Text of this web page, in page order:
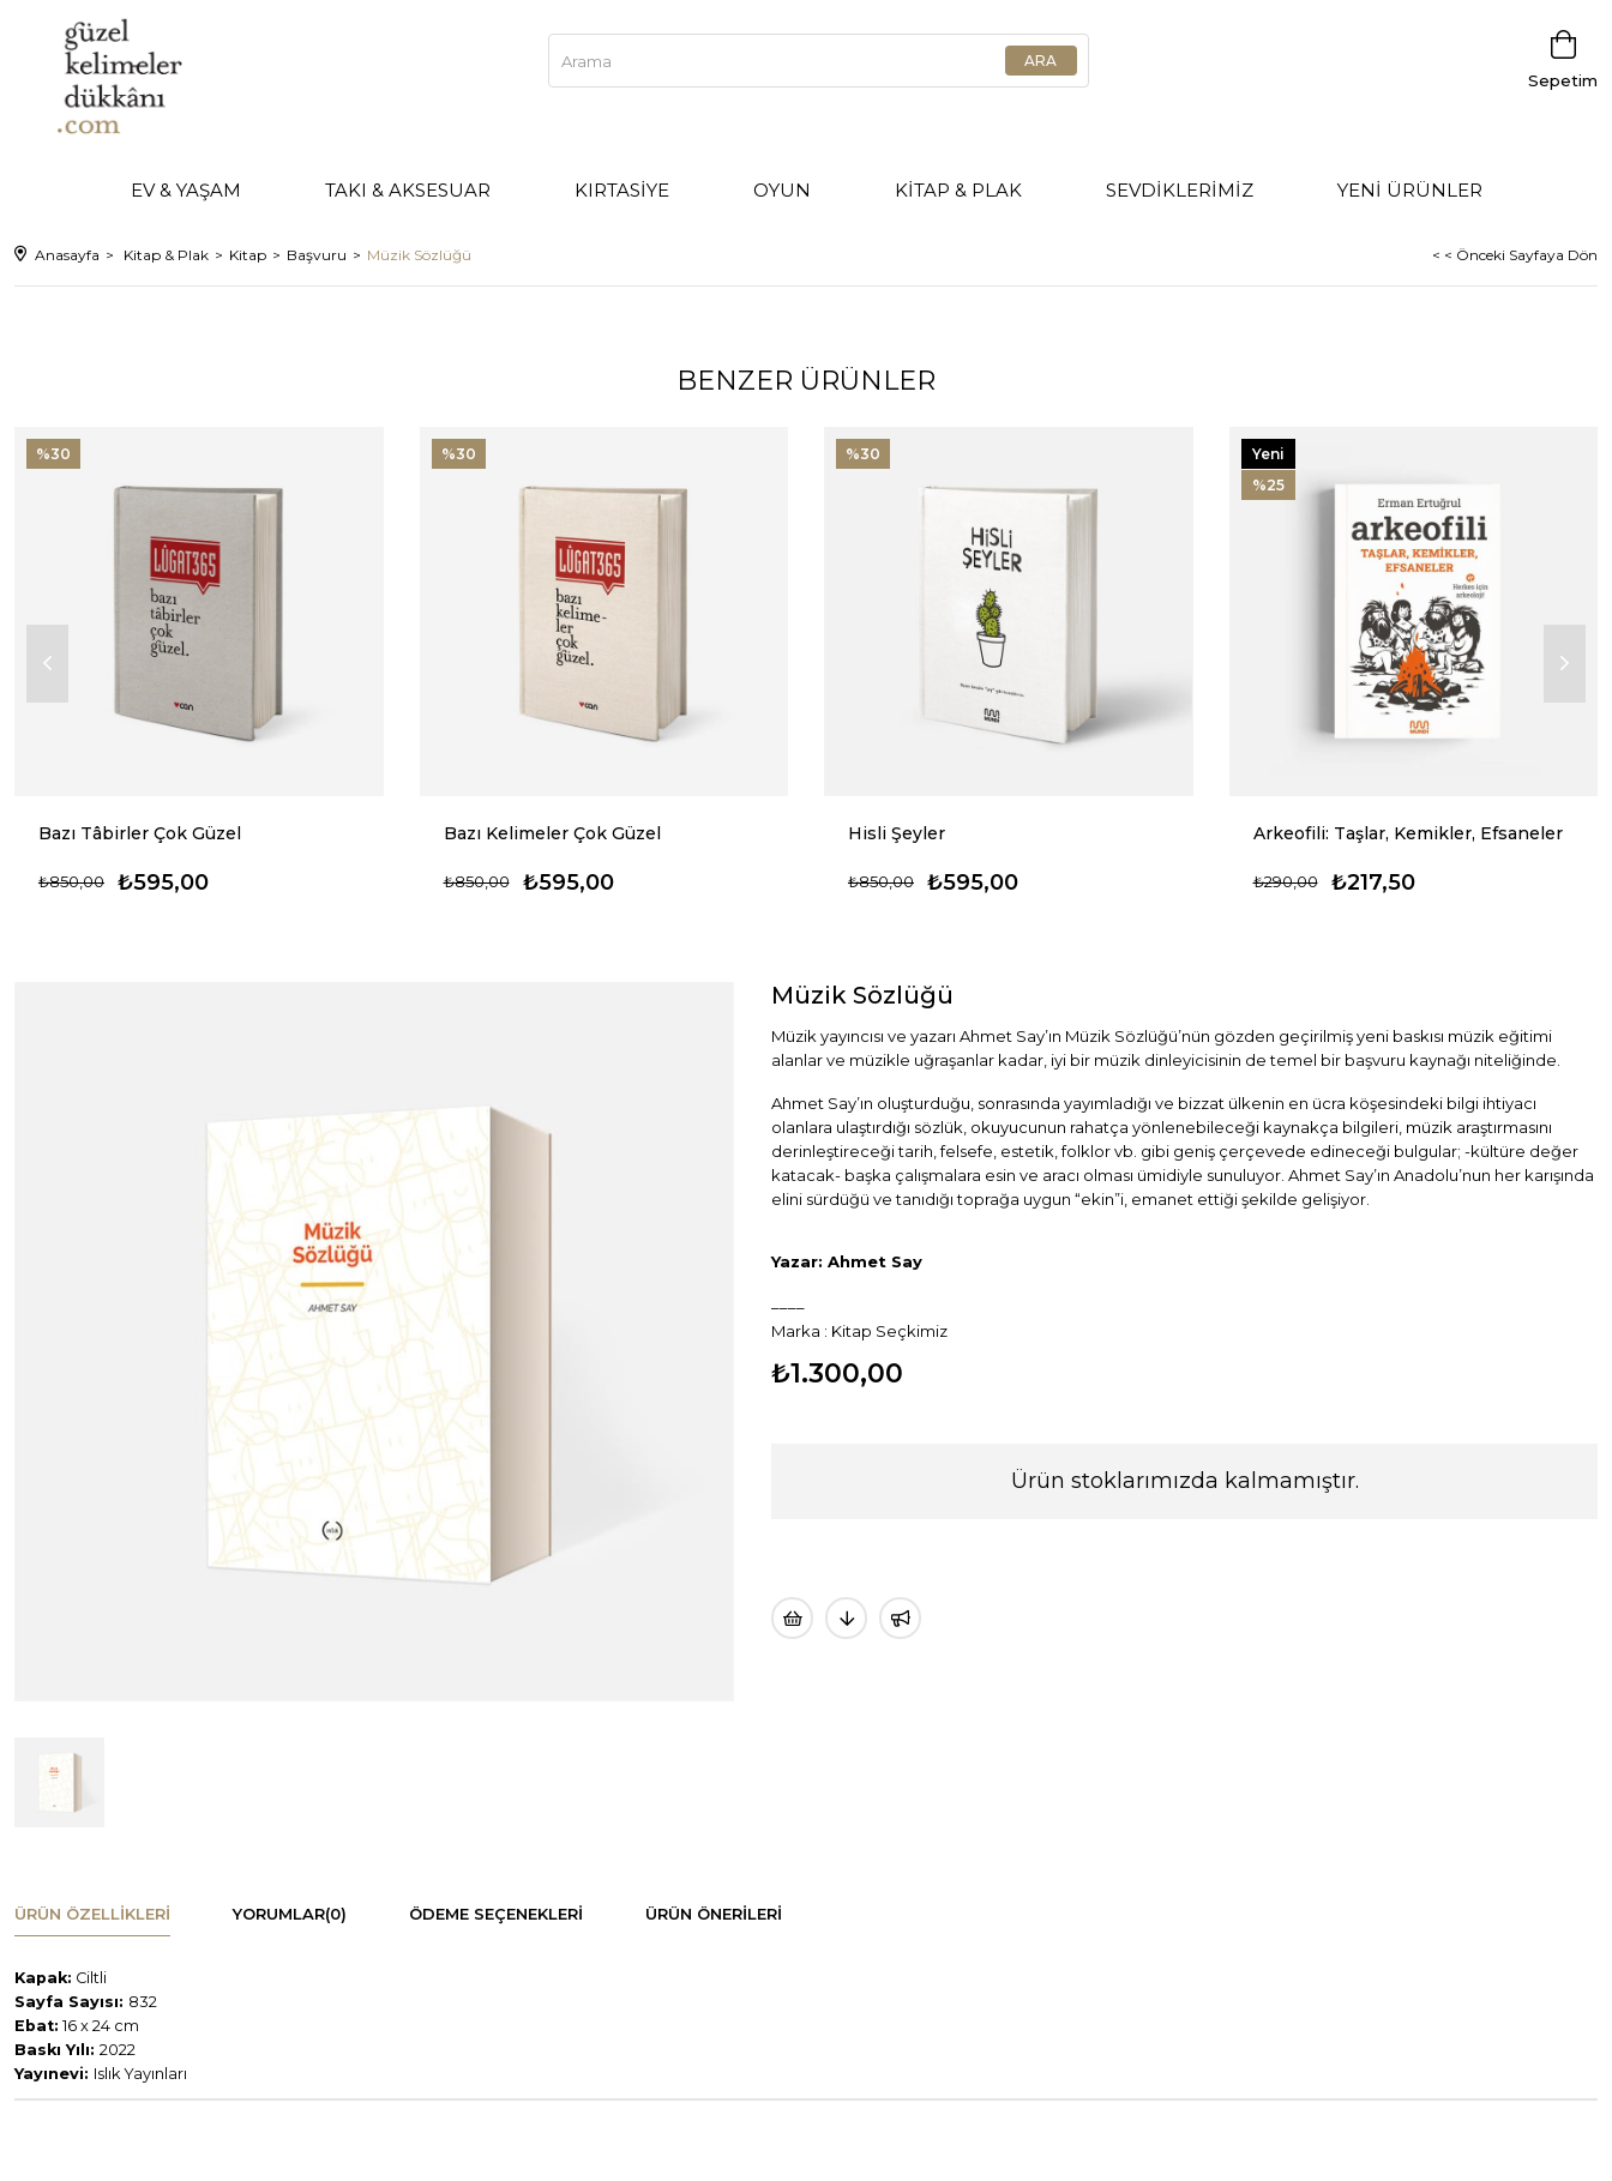
Sepetim
EV & YAŞAM TAKI & AKSESUAR KIRTASİYE OYUN KİTAP & PLAK SEVDİKLERİMİZ YENİ ÜRÜNLER
Anasayfa Kitap & Plak Kitap Başvuru Müzik Sözlüğü < < Önceki Sayfaya Dön
BENZER ÜRÜNLER
Bazı Tâbirler Çok Güzel
₺595,00
₺850,00
%30
Bazı Kelimeler Çok Güzel
₺595,00
₺850,00
%30
Hisli Şeyler
₺595,00
₺850,00
%30
Arkeofili: Taşlar, Kemikler, Efsaneler
₺217,50
₺290,00
Yeni
Ürün
%25
Müzik Sözlüğü
Müzik yayıncısı ve yazarı Ahmet Say’ın Müzik Sözlüğü’nün gözden geçirilmiş yeni baskısı müzik eğitimi
alanlar ve müzikle uğraşanlar kadar, iyi bir müzik dinleyicisinin de temel bir başvuru kaynağı niteliğinde.
Ahmet Say’ın oluşturduğu, sonrasında yayımladığı ve bizzat ülkenin en ücra köşesindeki bilgi ihtiyacı
olanlara ulaştırdığı sözlük, okuyucunun rahatça yönlenebileceği kaynakça bilgileri, müzik araştırmasını
derinleştireceği tarih, felsefe, estetik, folklor vb. gibi geniş çerçevede edineceği bulgular; -kültüre değer
katacak- başka çalışmalara esin ve aracı olması ümidiyle sunuluyor. Ahmet Say’ın Anadolu’nun her karışında
elini sürdüğü ve tanıdığı toprağa uygun “ekin”i, emanet ettiği şekilde gelişiyor.
Yazar: Ahmet Say
Marka : Kitap Seçkimiz
₺1.300,00
Ürün stoklarımızda kalmamıştır.
ÜRÜN ÖZELLIKLERI YORUMLAR(0) ÖDEME SEÇENEKLERI ÜRÜN ÖNERILERI
Kapak: Ciltli
Sayfa Sayısı: 832
Ebat: 16 x 24 cm
Baskı Yılı: 2022
Yayınevi: Islık Yayınları